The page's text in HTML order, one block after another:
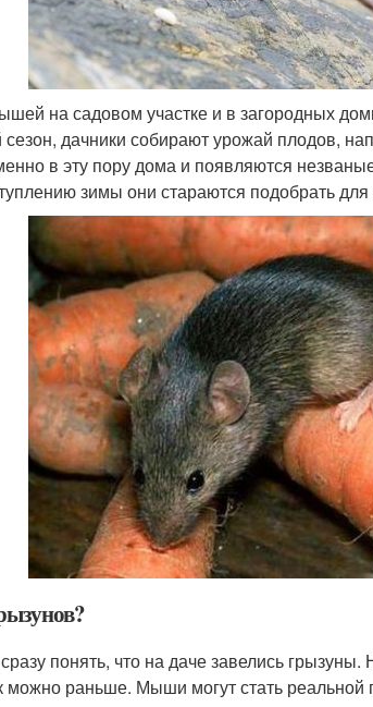
на садовом участке и в загородных
дачники собирают урожай плодов,
в эту пору дома и появляются
зимы они стараются подобрать
понять, что на даче завелись
можно раньше. Мыши могут стать реальной